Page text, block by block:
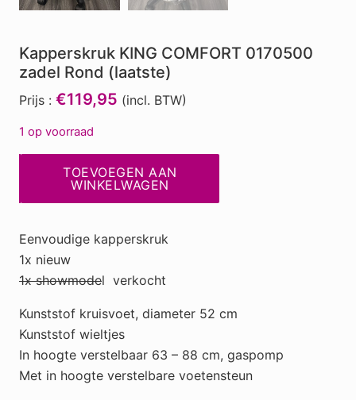
Kapperskruk KING COMFORT 0170500
zadel Rond (laatste)
Prijs : €119,95 (incl. BTW)
1 op voorraad
Kapperskruk
COMFORT
zadel
Rond
(laatste)
aantal
TOEVOEGEN AAN
WINKELWAGEN
Eenvoudige kapperskruk
1x nieuw
1x showmodel verkocht
Kunststof kruisvoet, diameter 52 cm
Kunststof wieltjes
In hoogte verstelbaar 63 – 88 cm, gaspomp
Met in hoogte verstelbare voetensteun